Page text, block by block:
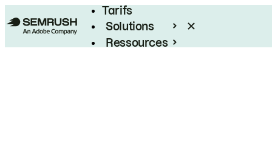
Tarifs
Solutions
Ressources